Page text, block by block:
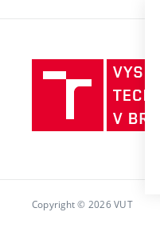
Copyright © 2026 VUT